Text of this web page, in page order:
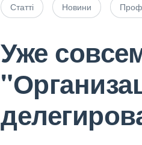
Статті Новини
Уже